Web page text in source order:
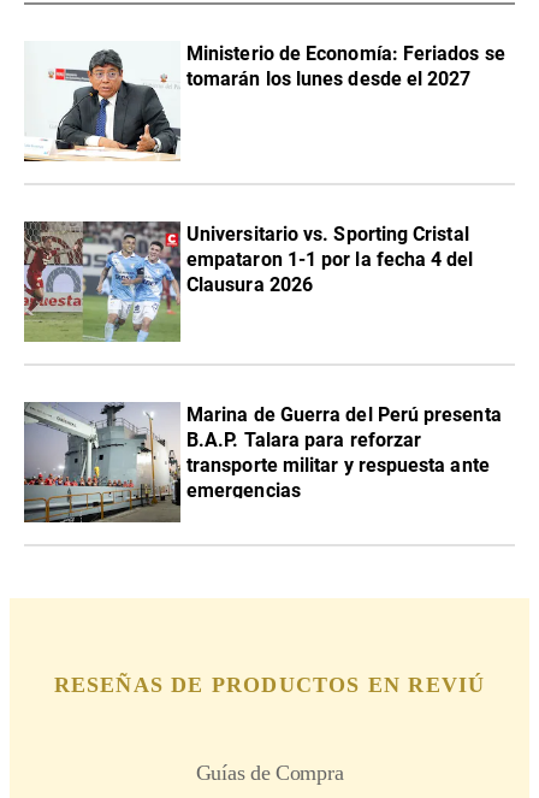
Ministerio de Economía: Feriados se
tomarán los lunes desde el 2027
Universitario vs. Sporting Cristal
empataron 1-1 por la fecha 4 del
Clausura 2026
Marina de Guerra del Perú presenta
B.A.P. Talara para reforzar
transporte militar y respuesta ante
emergencias